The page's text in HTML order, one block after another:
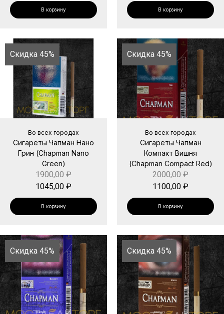
В корзину В корзину
Скидка 45%
Во всех городах
Сигареты Чапман Нано
Грин (Chapman Nano
Green)
1900,00₽
1045,00 ₽
В корзину
Скидка 45%
Во всех городах
Сигареты Чапман
Компакт Вишня
(Chapman Compact Red)
2000,00₽
1100,00 ₽
В корзину
Скидка 45% Скидка 45%